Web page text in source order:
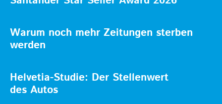
Warum noch mehr Zeitungen sterben
werden
Helvetia-Studie: Der Stellenwert
des Autos